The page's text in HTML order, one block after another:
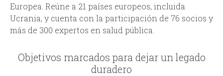
Europea. Reúne a 21 países europeos, incluida
Ucrania, y cuenta con la participación de 76 socios y
más de 300 expertos en salud pública.
Objetivos marcados para dejar un legado
duradero